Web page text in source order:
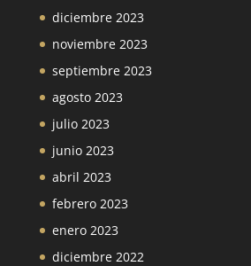
diciembre 2023
noviembre 2023
septiembre 2023
agosto 2023
julio 2023
junio 2023
abril 2023
febrero 2023
enero 2023
diciembre 2022